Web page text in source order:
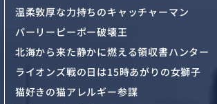
温柔敦厚な力持ちのキャッチャーマン
パーリーピーポー破壊王
北海から来た静かに燃える領収書ハンター
ライオンズ戦の日は15時あがりの女獅子
猫好きの猫アレルギー参謀